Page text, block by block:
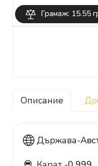
Грамаж: 15.55
Описание
Държава-
999